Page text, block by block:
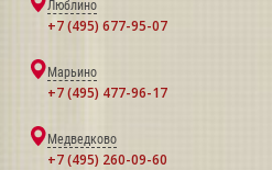
Люблино
+7 (495) 677-95-07
Марьино
+7 (495) 477-96-17
Медведково
+7 (495) 260-09-60